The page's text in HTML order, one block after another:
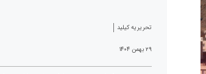
تحریریه کیلید
۲۹ بهمن ۱۴۰۴